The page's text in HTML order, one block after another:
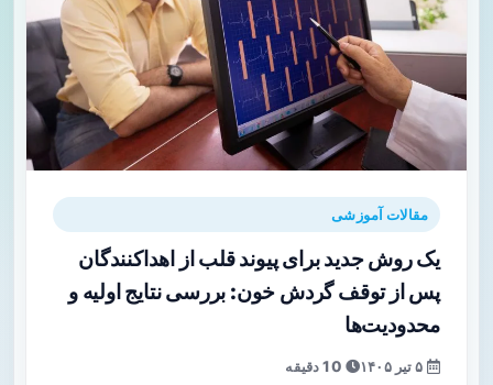
مقالات آموزشی
یک روش جدید برای پیوند قلب از اهداکنندگان
پس از توقف گردش خون: بررسی نتایج اولیه و
محدودیت‌ها